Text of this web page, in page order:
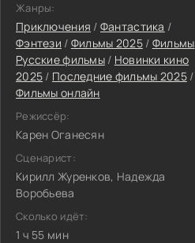
Жанры:
Приключения / Фантастика /
Фэнтези / Фильмы 2025/ Фильмы
Русские фильмы/ Новинки кино
2025 / Последние фильмы 2025/
Фильмы онлайн
Режиссёр:
Карен Оганесян
Сценарист:
Кирилл Журенков, Надежда
Воробьева
Сколько идёт:
1 ч 55 мин